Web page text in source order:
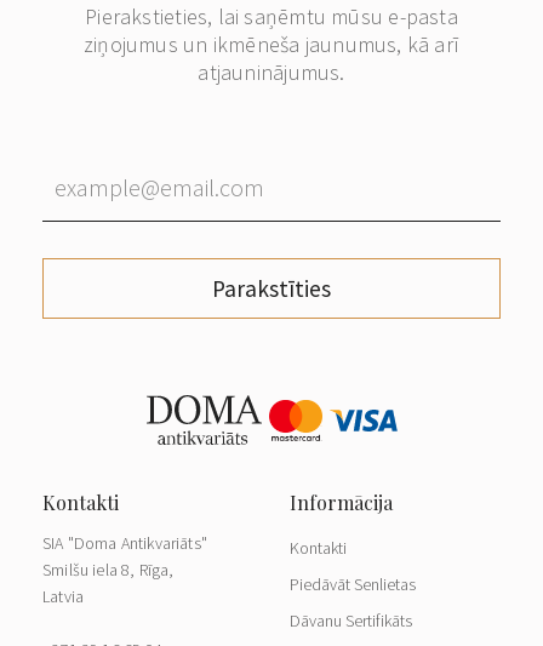
Pierakstieties, lai saņēmtu mūsu e-pasta
ziņojumus un ikmēneša jaunumus, kā arī
atjauninājumus.
Parakstīties
SIA "Doma Antikvariāts"
Smilšu iela 8, Rīga,
Latvia
Kontakti
Piedāvāt Senlietas
Dāvanu Sertifikāts